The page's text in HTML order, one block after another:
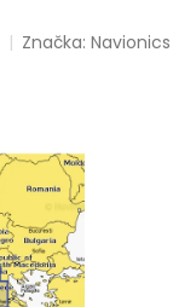
Značka:Navionics